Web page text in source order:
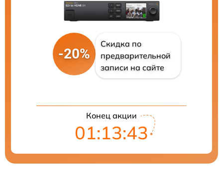
-20%
Скидка по
предварительной
записи на сайте
Конец акции
01:13:41